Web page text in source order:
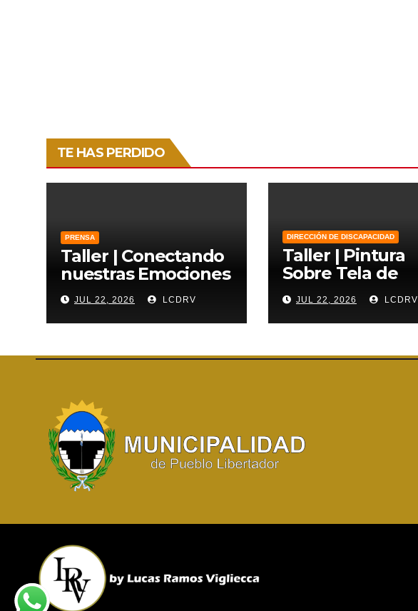
TE HAS PERDIDO
PRENSA
Taller | Conectando
nuestras Emociones
JUL 22, 2026 LCDRV
DIRECCIÓN DE DISCAPACIDAD
Taller | Pintura
Sobre Tela de
Lienzo
JUL 22, 2026 LCDRV